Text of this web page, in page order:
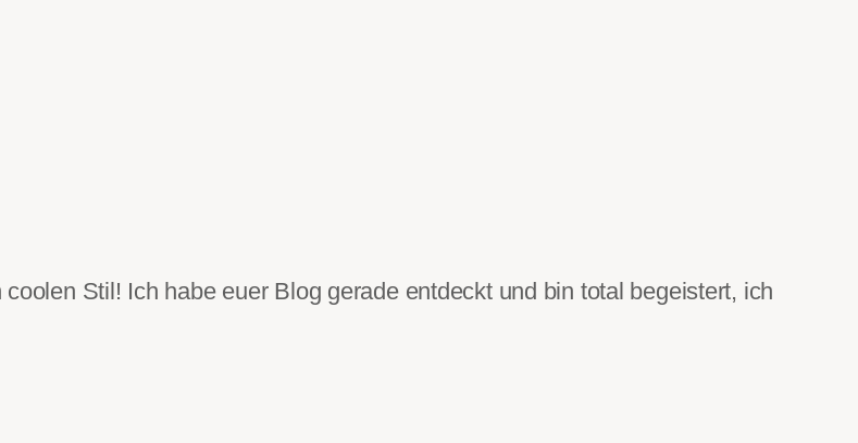
Stil! Ich habe euer Blog gerade entdeckt und bin total begeistert, ich